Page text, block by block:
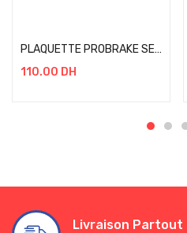
PLAQUETTE PROBRAKE SEMI METAL 257
110.00 DH
Livraison Partout